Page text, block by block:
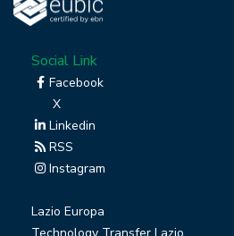
Social Link
Facebook
X
Linkedin
RSS
Instagram
Lazio Europa